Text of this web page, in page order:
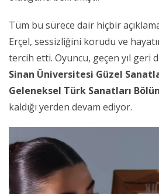
Tüm bu sürece dair hiçbir
Erçel, sessizliğini korudu ve
tercih etti. Oyuncu, geçen yıl geri
Sinan Üniversitesi Güzel
Geleneksel Türk Sanatları
kaldığı yerden devam ediyor.